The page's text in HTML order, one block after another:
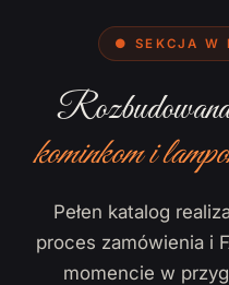
● SEKCJA W
kominkom i
Pełen katalog
proces zamówienia i
momencie w